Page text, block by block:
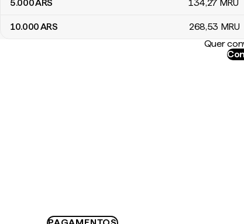
5.000ARS 134,27 MRU
10.000ARS 268,53 MRU
Quer